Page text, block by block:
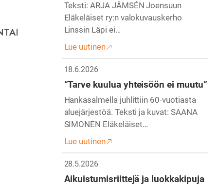
Teksti: ARJA JÄMSÉN Joensuun
Eläkeläiset ry:n valokuvauskerho
Linssin Läpi ei…
Lue uutinen
18.6.2026
“Tarve kuulua yhteisöön ei muutu”
Hankasalmella juhlittiin 60-vuotiasta
aluejärjestöä. Teksti ja kuvat: SAANA
SIMONEN Eläkeläiset…
Lue uutinen
28.5.2026
Aikuistumisriittejä ja luokkakipuja